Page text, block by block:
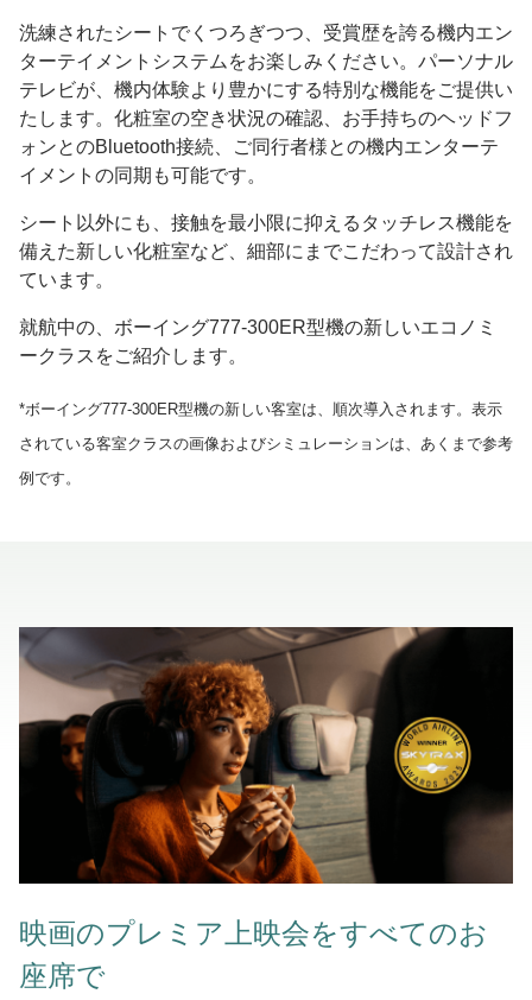
洗練されたシートでくつろぎつつ、受賞歴を誇る機内エン
ターテイメントシステムをお楽しみください。パーソナル
テレビが、機内体験より豊かにする特別な機能をご提供い
たします。化粧室の空き状況の確認、お手持ちのヘッドフ
ォンとのBluetooth接続、ご同行者様との機内エンターテ
イメントの同期も可能です。
シート以外にも、接触を最小限に抑えるタッチレス機能を
備えた新しい化粧室など、細部にまでこだわって設計され
ています。
就航中の、ボーイング777-300ER型機の新しいエコノミ
ークラスをご紹介します。
*ボーイング777-300ER型機の新しい客室は、順次導入されます。表示
されている客室クラスの画像およびシミュレーションは、あくまで参考
例です。
映画のプレミア上映会をすべてのお
座席で